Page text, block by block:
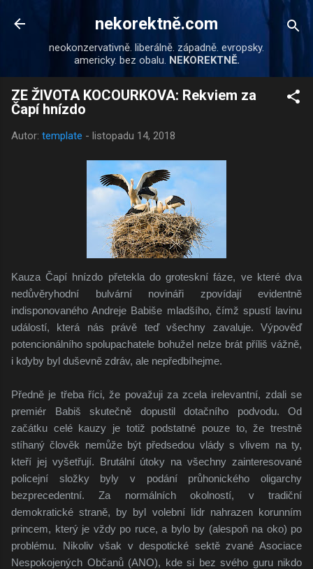
Přeskočit na hlavní obsah
nekorektně.com
neokonzervativně. liberálně. západně. evropsky.
americky. bez obalu. NEKOREKTNĚ.
ZE ŽIVOTA KOCOURKOVA: Rekviem za
Čapí hnízdo
Autor: template - listopadu 14, 2018
Kauza Čapí hnízdo přetekla do groteskní fáze, ve které dva
nedůvěryhodní bulvární novináři zpovídají evidentně
indisponovaného Andreje Babiše mladšího, čímž spustí lavinu
událostí, která nás právě teď všechny zavaluje. Výpověď
potencionálního spolupachatele bohužel nelze brát příliš vážně,
i kdyby byl duševně zdráv, ale nepředbíhejme.
Předně je třeba říci, že považuji za zcela irelevantní, zdali se
premiér Babiš skutečně dopustil dotačního podvodu. Od
začátku celé kauzy je totiž podstatné pouze to, že trestně
stíhaný člověk nemůže být předsedou vlády s vlivem na ty,
kteří jej vyšetřují. Brutální útoky na všechny zainteresované
policejní složky byly v podání průhonického oligarchy
bezprecedentní. Za normálních okolností, v tradiční
demokratické straně, by byl volební lídr nahrazen korunním
princem, který je vždy po ruce, a bylo by (alespoň na oko) po
problému. Nikoliv však v despotické sektě zvané Asociace
Nespokojených Občanů (ANO), kde si bez svého guru nikdo